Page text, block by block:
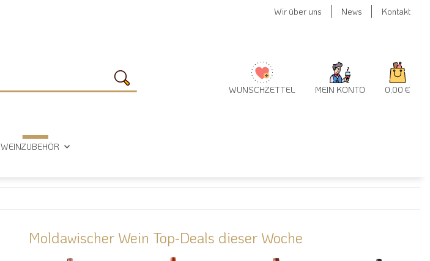
Wir über uns News Kontakt
WUNSCHZETTEL MEIN KONTO 0,00 €
WEINZUBEHÖR
Moldawischer Wein Top-Deals dieser Woche